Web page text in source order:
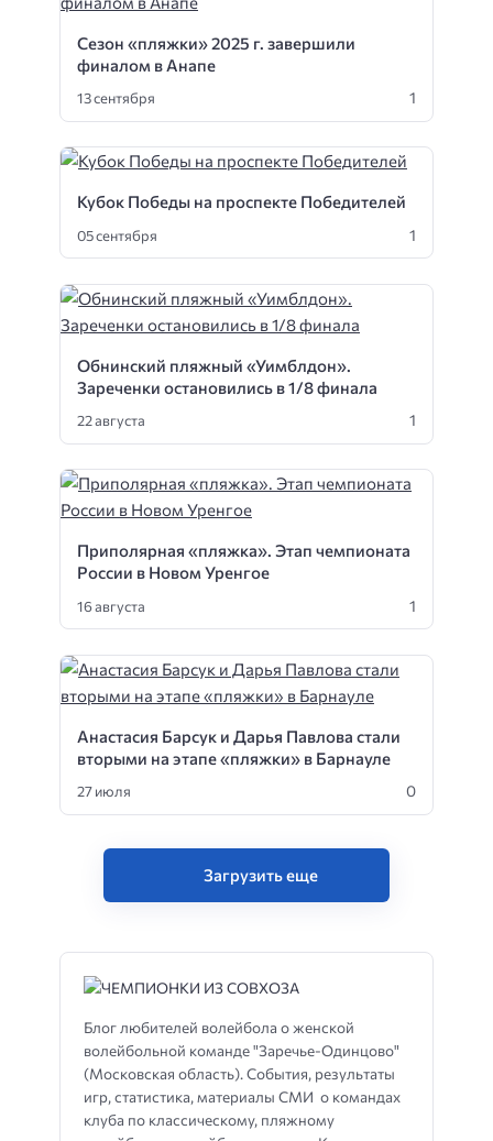
Сезон «пляжки» 2025 г. завершили
финалом в Анапе
13 сентября 1
Кубок Победы на проспекте Победителей
05 сентября 1
Обнинский пляжный «Уимблдон».
Зареченки остановились в 1/8 финала
22 августа 1
Приполярная «пляжка». Этап чемпионата
России в Новом Уренгое
16 августа 1
Анастасия Барсук и Дарья Павлова стали
вторыми на этапе «пляжки» в Барнауле
27 июля 0
Загрузить еще
Блог любителей волейбола о женской
волейбольной команде "Заречье-Одинцово"
(Московская область). События, результаты
игр, статистика, материалы СМИ о командах
клуба по классическому, пляжному